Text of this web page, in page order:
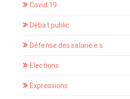
Covid 19
Débat public
Défense des salarié.e.s
Elections
Expressions